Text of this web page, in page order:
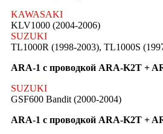
KAWASAKI
KLV1000 (2004-2006)
SUZUKI
TL1000R (1998-2003), TL1000S
ARA-1 с проводкой ARA-K2T +
SUZUKI
GSF600 Bandit (2000-2004)
ARA-1 с проводкой ARA-K2T +